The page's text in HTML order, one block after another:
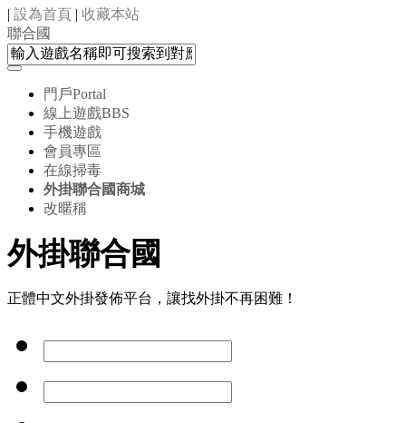
| 設為首頁 | 收藏本站
聯合國
門戶Portal
線上遊戲BBS
手機遊戲
會員專區
在線掃毒
外掛聯合國商城
改暱稱
外掛聯合國
正體中文外掛發佈平台，讓找外掛不再困難！